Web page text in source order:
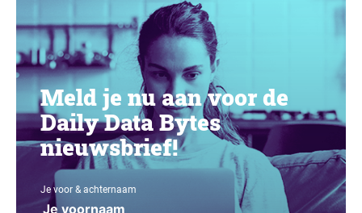
Meld je nu aan voor de
Daily Data Bytes
nieuwsbrief!
Je voor & achternaam